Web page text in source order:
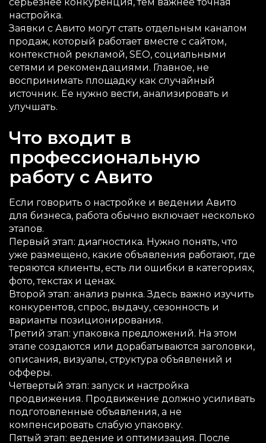
серьезнее конкуренция, тем важнее точная
настройка.
Заявки с Авито могут стать отдельным каналом
продаж, который работает вместе с сайтом,
контекстной рекламой, SEO, социальными
сетями и рекомендациями. Главное, не
воспринимать площадку как случайный
источник. Ее нужно вести, анализировать и
улучшать.
Что входит в
профессиональную
работу с Авито
Если говорить о настройке и ведении Авито
для бизнеса, работа обычно включает несколько
этапов.
Первый этап: диагностика. Нужно понять, что
уже размещено, какие объявления работают, где
теряются клиенты, есть ли ошибки в категориях,
фото, текстах и ценах.
Второй этап: анализ рынка. Здесь важно изучить
конкурентов, спрос, выдачу, сезонность и
варианты позиционирования.
Третий этап: упаковка предложений. На этом
этапе создаются или дорабатываются заголовки,
описания, визуалы, структура объявлений и
офферы.
Четвертый этап: запуск и настройка
продвижения. Продвижение должно усиливать
подготовленные объявления, а не
компенсировать слабую упаковку.
Пятый этап: ведение и оптимизация. После